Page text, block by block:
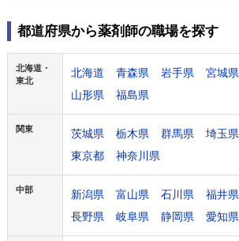
都道府県から薬剤師の職場を探す
北海道・
東北
北海道 青森県 岩手県 宮城県
山形県
福島県
関東 茨城県 栃木県 群馬県 埼玉県
東京都
神奈川県
中部 新潟県 富山県 石川県 福井県
長野県
岐阜県 静岡県 愛知県